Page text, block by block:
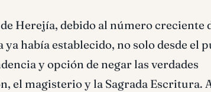
Herejía, debido al número creciente
había establecido, no solo desde el
y opción de negar las verdades
el magisterio y la Sagrada Escritura.